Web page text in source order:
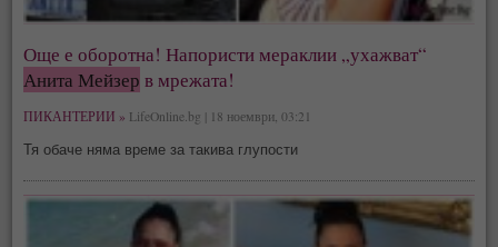
Още е оборотна! Напористи мераклии „ухажват“
Анита Мейзер в мрежата!
ПИКАНТЕРИИ » LifeOnline.bg | 18 ноември, 03:21
Тя обаче няма време за такива глупости